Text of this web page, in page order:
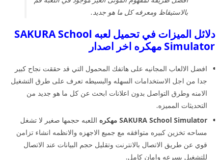
بالاستيقاظ ومعرفه كل ما هو جديد.
دلائل الميزات في تحميل لعبه SAKURA School
Simulator مهكره اخر اصدار
افضل الالعاب المجانيه على هاتفك المحمول التي قد حققت نجاح كبير
جدا من اجل الاستخدامات السهله والبسيطه تعرف على طرق التشغيل
الامنه وطرق التواصل بدون اعلانات ابحث عن كل ما هو جديد من
التحديثات المميزه.
SAKURA School Simulator مهكره
اللعبه حجمها صغير لا تشغل
مساحه تخزين كبيره متوافقه مع جميع الاجهزه والانظمه انشاء تزامن
قوي عن طريق الاتصال بالانترنت وتقليل حجم البيانات عند الاتصال
للتشغيل بسرعه وامان كامل.